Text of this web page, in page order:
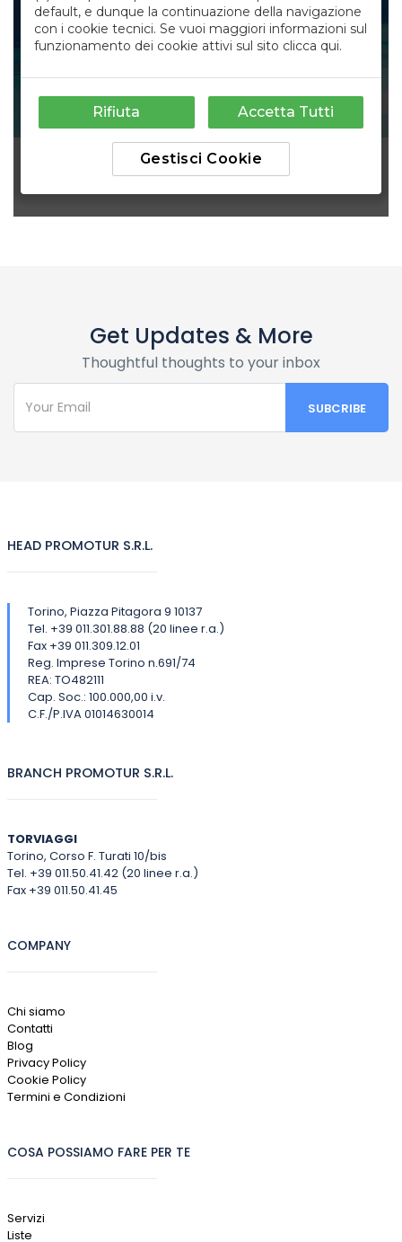
Get Updates & More
Thoughtful thoughts to your inbox
HEAD PROMOTUR S.R.L.
Torino, Piazza Pitagora 9 10137
Tel. +39 011.301.88.88 (20 linee r.a.)
Fax +39 011.309.12.01
Reg. Imprese Torino n.691/74
REA: TO482111
Cap. Soc.: 100.000,00 i.v.
C.F./P.IVA 01014630014
BRANCH PROMOTUR S.R.L.
TORVIAGGI
Torino, Corso F. Turati 10/bis
Tel. +39 011.50.41.42 (20 linee r.a.)
Fax +39 011.50.41.45
COMPANY
Chi siamo
Contatti
Blog
Privacy Policy
Cookie Policy
Termini e Condizioni
COSA POSSIAMO FARE PER TE
Servizi
Liste